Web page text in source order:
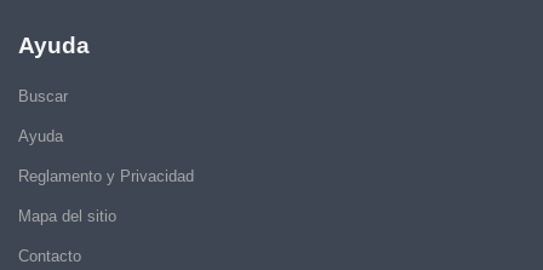
Ayuda
Buscar
Ayuda
Reglamento y Privacidad
Mapa del sitio
Contacto